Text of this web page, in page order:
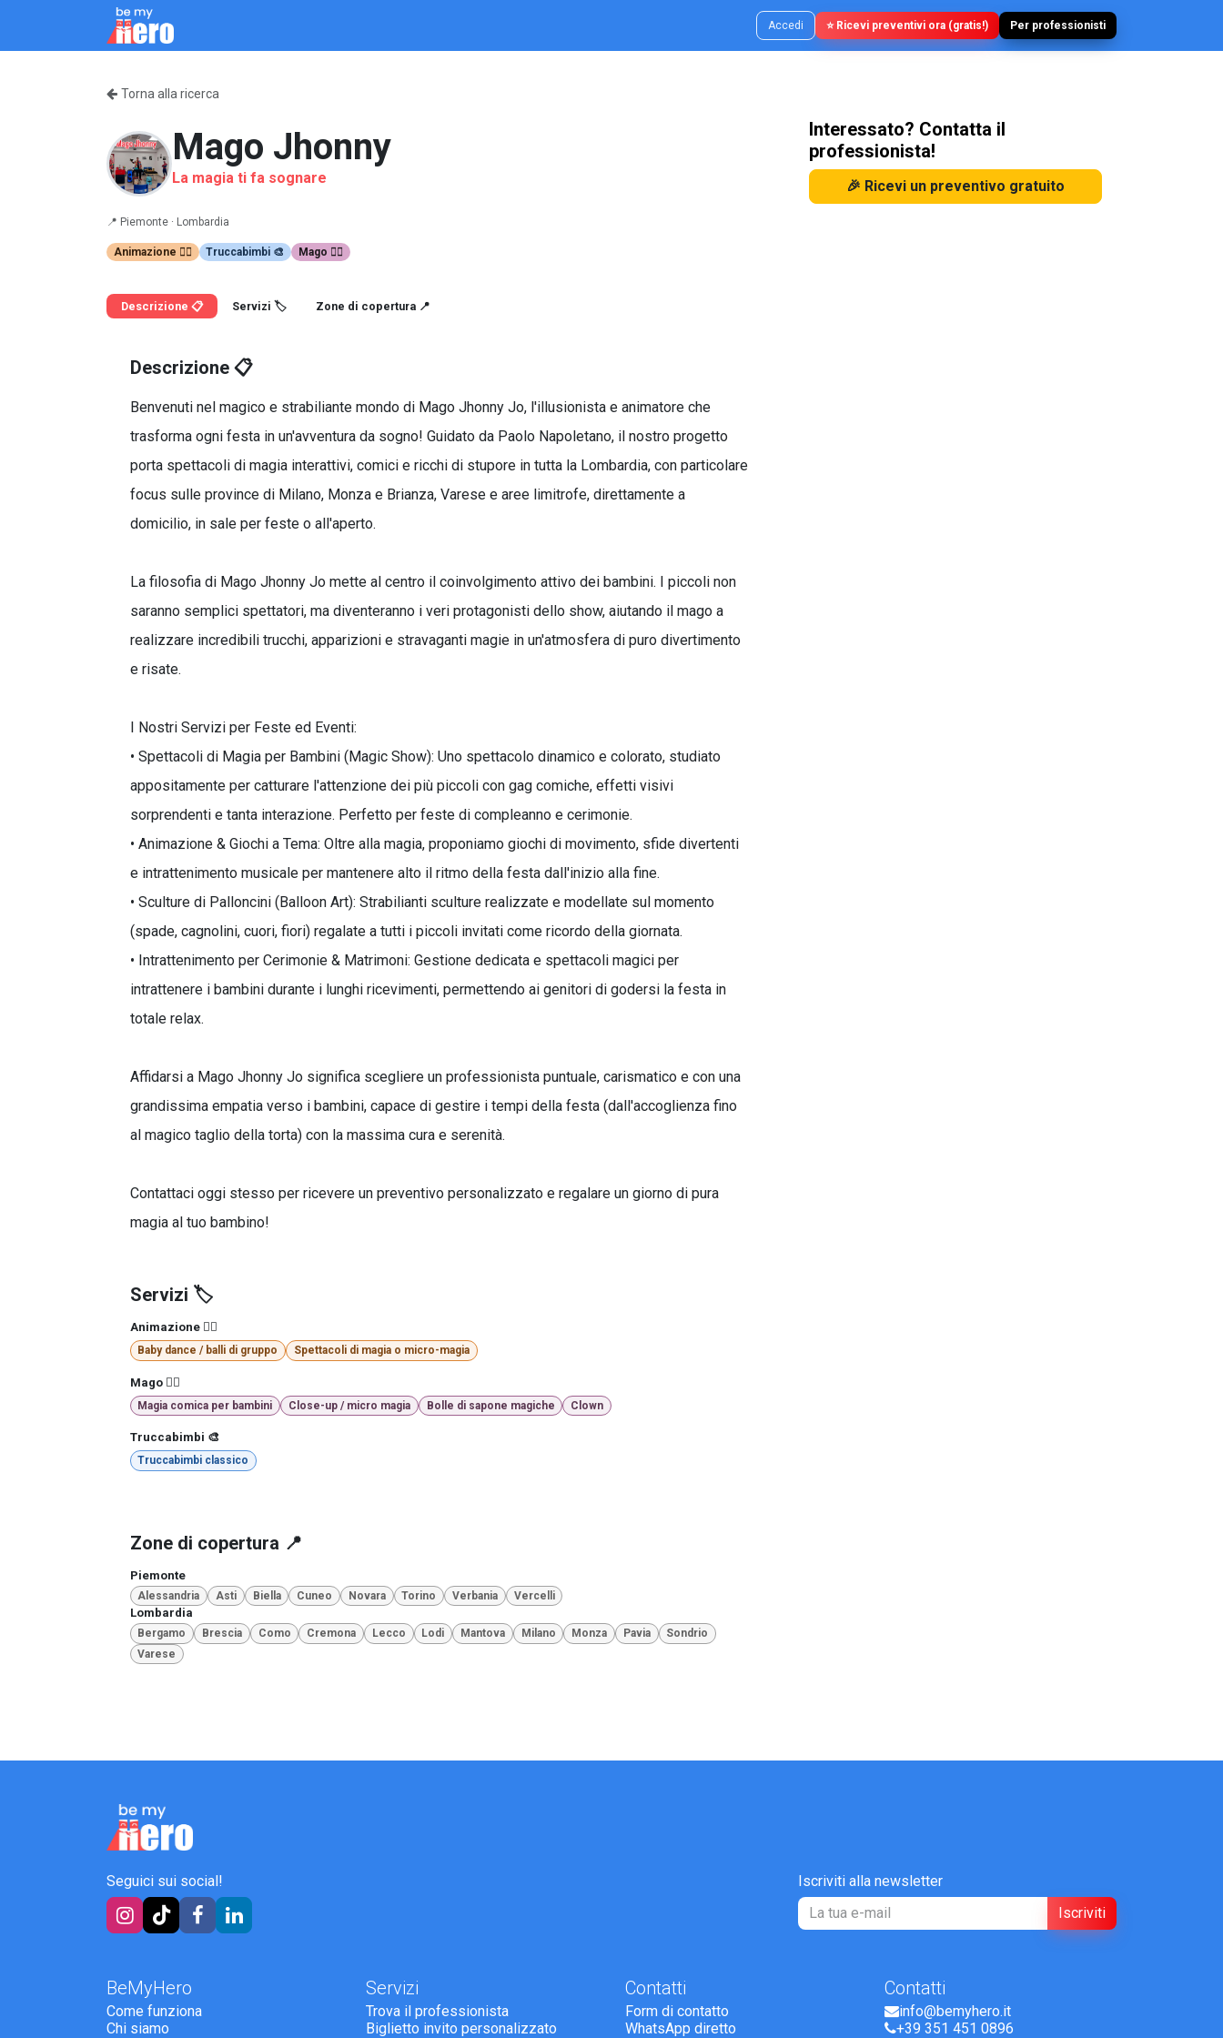
Passa al contenuto
Accedi ⭐ Ricevi preventivi ora (gratis!) Per professionisti
Torna alla ricerca
Mago Jhonny
La magia ti fa sognare
📍 Piemonte · Lombardia
Animazione 🤹‍♂️ Truccabimbi 🎨 Mago 🧙‍♂️
Descrizione 📋 Servizi 🏷️ Zone di copertura 📍
Descrizione 📋
Benvenuti nel magico e strabiliante mondo di Mago Jhonny Jo, l'illusionista e animatore che
trasforma ogni festa in un'avventura da sogno! Guidato da Paolo Napoletano, il nostro progetto
porta spettacoli di magia interattivi, comici e ricchi di stupore in tutta la Lombardia, con particolare
focus sulle province di Milano, Monza e Brianza, Varese e aree limitrofe, direttamente a
domicilio, in sale per feste o all'aperto.
La filosofia di Mago Jhonny Jo mette al centro il coinvolgimento attivo dei bambini. I piccoli non
saranno semplici spettatori, ma diventeranno i veri protagonisti dello show, aiutando il mago a
realizzare incredibili trucchi, apparizioni e stravaganti magie in un'atmosfera di puro divertimento
e risate.
I Nostri Servizi per Feste ed Eventi:
• Spettacoli di Magia per Bambini (Magic Show): Uno spettacolo dinamico e colorato, studiato
appositamente per catturare l'attenzione dei più piccoli con gag comiche, effetti visivi
sorprendenti e tanta interazione. Perfetto per feste di compleanno e cerimonie.
• Animazione & Giochi a Tema: Oltre alla magia, proponiamo giochi di movimento, sfide divertenti
e intrattenimento musicale per mantenere alto il ritmo della festa dall'inizio alla fine.
• Sculture di Palloncini (Balloon Art): Strabilianti sculture realizzate e modellate sul momento
(spade, cagnolini, cuori, fiori) regalate a tutti i piccoli invitati come ricordo della giornata.
• Intrattenimento per Cerimonie & Matrimoni: Gestione dedicata e spettacoli magici per
intrattenere i bambini durante i lunghi ricevimenti, permettendo ai genitori di godersi la festa in
totale relax.
Affidarsi a Mago Jhonny Jo significa scegliere un professionista puntuale, carismatico e con una
grandissima empatia verso i bambini, capace di gestire i tempi della festa (dall'accoglienza fino
al magico taglio della torta) con la massima cura e serenità.
Contattaci oggi stesso per ricevere un preventivo personalizzato e regalare un giorno di pura
magia al tuo bambino!
Servizi 🏷️
Animazione 🤹‍♂️
Baby dance / balli di gruppo Spettacoli di magia o micro-magia
Mago 🧙‍♂️
Magia comica per bambini Close-up / micro magia Bolle di sapone magiche Clown
Truccabimbi 🎨
Truccabimbi classico
Zone di copertura 📍
Piemonte
Alessandria Asti Biella Cuneo Novara Torino Verbania Vercelli
Lombardia
Bergamo Brescia Como Cremona Lecco Lodi Mantova Milano Monza Pavia
Sondrio
Varese
Interessato? Contatta il
professionista!
🎉 Ricevi un preventivo gratuito
Seguici sui social!
Iscriviti alla newsletter
Iscriviti
BeMyHero
Come funziona
Chi siamo
Servizi
Trova il professionista
Biglietto invito personalizzato
Contatti
Form di contatto
WhatsApp diretto
Contatti
info@bemyhero.it
+39 351 451 0896